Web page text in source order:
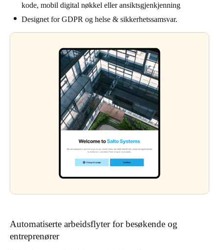
kode, mobil digital nøkkel eller ansiktsgjenkjenning
Designet for GDPR og helse & sikkerhetssamsvar.
Automatiserte arbeidsflyter for besøkende og
entreprenører